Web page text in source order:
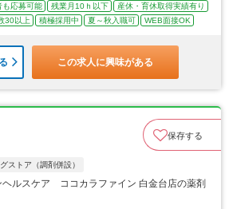
も応募可能 残業月10ｈ以下
産休・育休取得実績有り
30以上 積極採用中 夏～秋入職可 WEB面接OK
この求人に興味がある
保存する
ストア（調剤併設）
ヘルスケア ココカラファイン 白金台店の薬剤